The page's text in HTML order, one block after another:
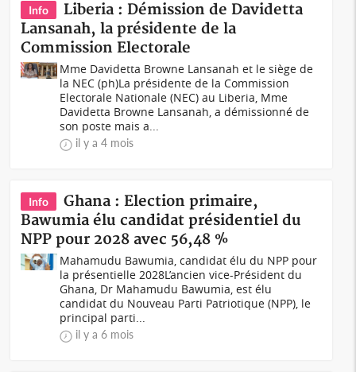
Info
Liberia : Démission de Davidetta
Lansanah, la présidente de la
Commission Electorale
Mme Davidetta Browne Lansanah et le siège de
la NEC (ph)La présidente de la Commission
Electorale Nationale (NEC) au Liberia, Mme
Davidetta Browne Lansanah, a démissionné de
son poste mais a...
il y a 4 mois
Info
Ghana : Election primaire,
Bawumia élu candidat présidentiel du
NPP pour 2028 avec 56,48 %
Mahamudu Bawumia, candidat élu du NPP pour
la présentielle 2028L’ancien vice-Président du
Ghana, Dr Mahamudu Bawumia, est élu
candidat du Nouveau Parti Patriotique (NPP), le
principal parti...
il y a 6 mois